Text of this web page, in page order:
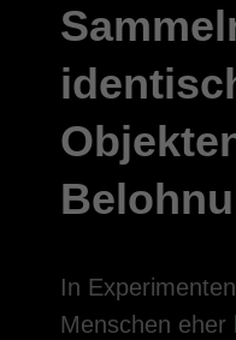
In
Menschen eher